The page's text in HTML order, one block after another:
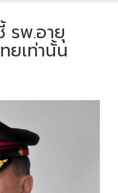
รพ.อายุ
ยเท่านั้น